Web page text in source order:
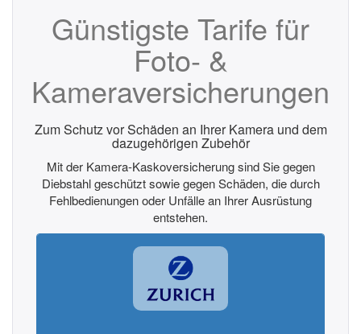
Günstigste Tarife für
Foto- &
Kameraversicherungen
Zum Schutz vor Schäden an Ihrer Kamera und dem
dazugehörigen Zubehör
Mit der Kamera-Kaskoversicherung sind Sie gegen
Diebstahl geschützt sowie gegen Schäden, die durch
Fehlbedienungen oder Unfälle an Ihrer Ausrüstung
entstehen.